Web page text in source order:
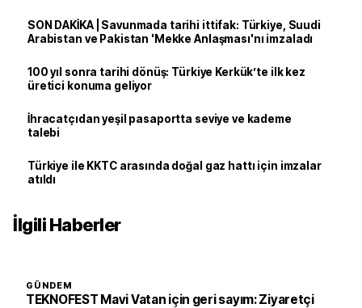
SON DAKİKA | Savunmada tarihi ittifak: Türkiye, Suudi
Arabistan ve Pakistan 'Mekke Anlaşması'nı imzaladı
100 yıl sonra tarihi dönüş: Türkiye Kerkük’te ilk kez
üretici konuma geliyor
İhracatçıdan yeşil pasaportta seviye ve kademe
talebi
Türkiye ile KKTC arasında doğal gaz hattı için imzalar
atıldı
İlgili Haberler
GÜNDEM
TEKNOFEST Mavi Vatan için geri sayım: Ziyaretçi